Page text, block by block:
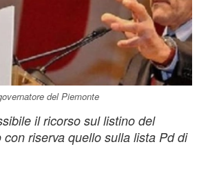
del Piemonte
il ricorso sul listino del
riserva quello sulla lista Pd di